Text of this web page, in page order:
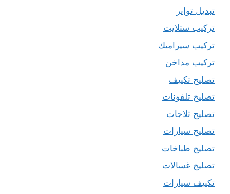
تبديل تواير
تركيب ستلايت
تركيب سيراميك
تركيب مداخن
تصليح تكييف
تصليح تلفونات
تصليح ثلاجات
تصليح سيارات
تصليح طباخات
تصليح غسالات
تكييف سيارات